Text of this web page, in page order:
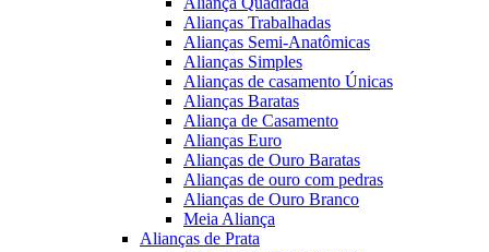
Alianças Trabalhadas
Alianças Semi-Anatômicas
Alianças Simples
Alianças de casamento Únicas
Alianças Baratas
Aliança de Casamento
Alianças Euro
Alianças de Ouro Baratas
Alianças de ouro com pedras
Alianças de Ouro Branco
Meia Aliança
Alianças de Prata